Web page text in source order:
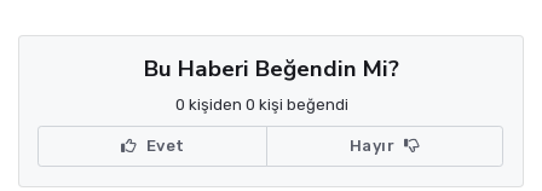
Bu Haberi Beğendin Mi?
0 kişiden 0 kişi beğendi
Evet Hayır